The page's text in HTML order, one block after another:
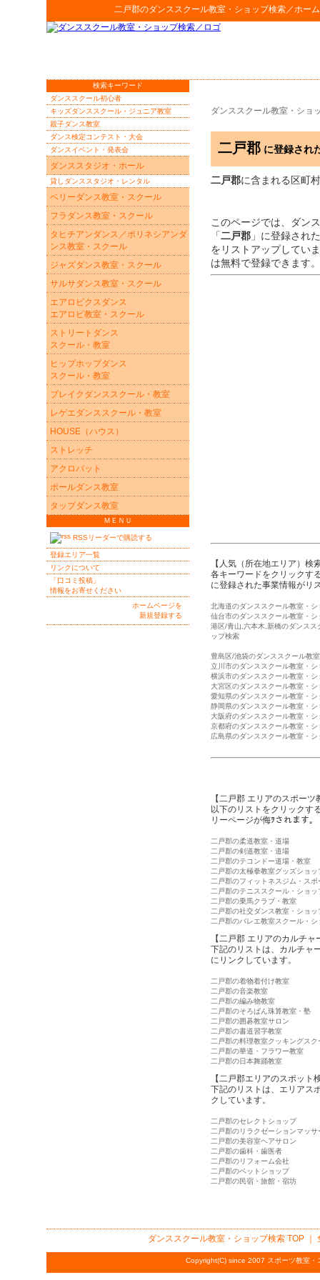
二戸郡のダンススクール教室・ショップ検索／ホー
ダンススクール教室・ショ
二戸郡 に登録され
二戸郡に含まれる区町
このページでは、ダン
「二戸郡 」に登録された
をリストアップしてい
は無料で登録できます
【人気（所在地エリア）検
各キーワードをクリックす
に登録された事業情報がリ
北海道のダンススクール教室・シ
仙台市のダンススクール教室・シ
港区/青山,六本木,新橋のダンスス
ップ検索
豊島区/池袋のダンススクール教
立川市のダンススクール教室・シ
横浜市のダンススクール教室・シ
大宮区のダンススクール教室・シ
愛知県のダンススクール教室・シ
静岡県のダンススクール教室・シ
大阪府のダンススクール教室・シ
京都府のダンススクール教室・シ
広島県のダンススクール教室・シ
【二戸郡 エリアのスポー
以下のリストをクリックす
リーページが侮ｦされます。
二戸郡の柔道教室・道場
二戸郡の剣道教室・道場
二戸郡のテコンドー道場・教室
二戸郡の太極拳教室グッズショッ
二戸郡のフィットネスジム・スポ
二戸郡のテニススクール・ショッ
二戸郡の乗馬クラブ・教室
二戸郡の社交ダンス教室・ショッ
二戸郡のバレエ教室スクール・シ
【二戸郡 エリアのカルチ
下記のリストは、カルチャ
にリンクしています。
二戸郡の着物着付け教室
二戸郡の音楽教室
二戸郡の編み物教室
二戸郡のそろばん珠算教室・塾
二戸郡の囲碁教室サロン
二戸郡の書道習字教室
二戸郡の料理教室クッキングスク
二戸郡の華道・フラワー教室
二戸郡の日本舞踊教室
【二戸郡エリアのスポット
下記のリストは、エリアス
クしています。
二戸郡のセレクトショップ
二戸郡のリラクゼーションマッサ
二戸郡の美容室ヘアサロン
二戸郡の歯科・歯医者
二戸郡のリフォーム会社
二戸郡のペットショップ
二戸郡の民宿・旅館・宿坊
検索キーワード
ダンススクール初心者
キッズダンススクール・ジュニア教室
親子ダンス教室
ダンス検定コンテスト・大会
ダンスイベント・発表会
ダンススタジオ・ホール
貸しダンススタジオ・レンタル
ベリーダンス教室・スクール
フラダンス教室・スクール
タヒチアンダンス／ポリネシアンダ
ンス教室・スクール
ジャズダンス教室・スクール
サルサダンス教室・スクール
エアロビクスダンス
エアロビ教室・スクール
ストリートダンス
スクール・教室
ヒップホップダンス
スクール・教室
ブレイクダンススクール・教室
レゲエダンススクール・教室
HOUSE（ハウス）
ストレッチ
アクロバット
ポールダンス教室
タップダンス教室
ＭＥＮＵ
RSSリーダーで購読する
登録エリア一覧
リンクについて
「口コミ投稿」
情報をお寄せください
ホームページを
新規登録する
ダンススクール教室・ショップ検索TOP ｜
Copyright(C) since 2007 スポーツ教室・